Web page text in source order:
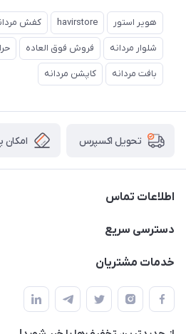
هویر استور havirstore کفش
شلوار مردانه فروش فوق العاده
بافت مردانه کاپشن مردانه
تحویل اکسپرس
اطلاعات تماس
05191001370
دسترسی سریع
حساب کاربری
لیست محصولات
خدمات مشتریان
پیگیری سفارش
قوانین و مقرارت